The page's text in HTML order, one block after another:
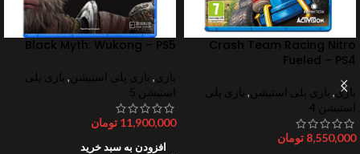
Crash Team Racing Nitro
Fueled – PS4
بازی, بازی پلی استیشن , بازی پلی
استیشن 4
8,550,000 تومان
Black Myth: Wukong – PS5
بازی, بازی پلی استیشن , بازی پلی
استیشن 5
11,900,000 تومان
افزودن به سبد خرید